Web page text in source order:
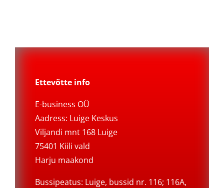
Ettevõtte info
E-business OÜ
Aadress: Luige Keskus
Viljandi mnt 168 Luige
75401 Kiili vald
Harju maakond
Bussipeatus: Luige, bussid nr. 116; 116A,